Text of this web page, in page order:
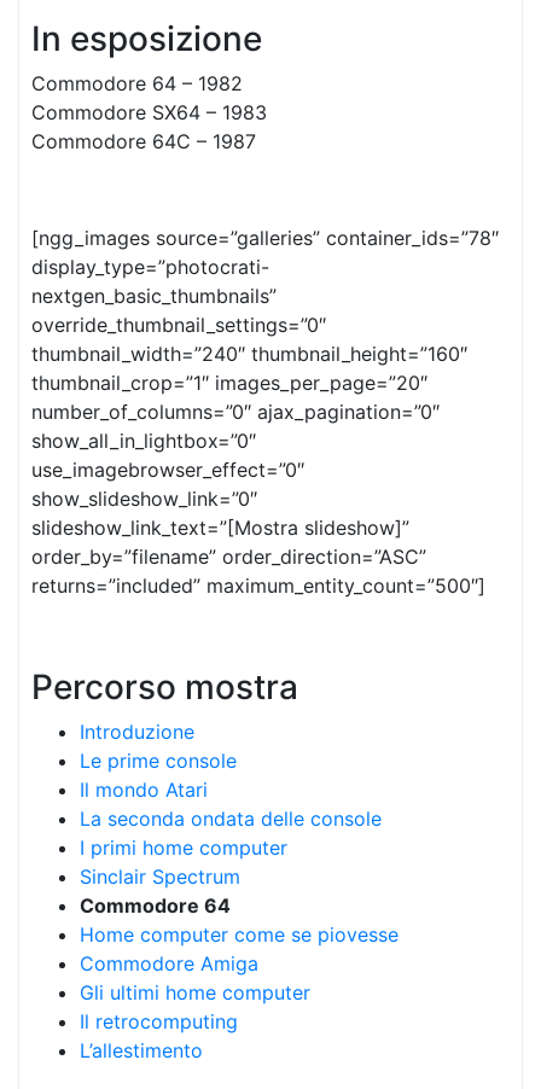
In esposizione
Commodore 64 – 1982
Commodore SX64 – 1983
Commodore 64C – 1987
[ngg_images source=”galleries” container_ids=”78″
display_type=”photocrati-
nextgen_basic_thumbnails”
override_thumbnail_settings=”0″
thumbnail_width=”240″ thumbnail_height=”160″
thumbnail_crop=”1″ images_per_page=”20″
number_of_columns=”0″ ajax_pagination=”0″
show_all_in_lightbox=”0″
use_imagebrowser_effect=”0″
show_slideshow_link=”0″
slideshow_link_text=”[Mostra slideshow]”
order_by=”filename” order_direction=”ASC”
returns=”included” maximum_entity_count=”500″]
Percorso mostra
Introduzione
Le prime console
Il mondo Atari
La seconda ondata delle console
I primi home computer
Sinclair Spectrum
Commodore 64
Home computer come se piovesse
Commodore Amiga
Gli ultimi home computer
Il retrocomputing
L’allestimento